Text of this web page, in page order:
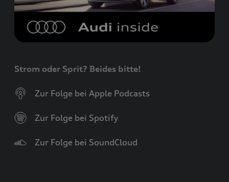
Strom oder Sprit? Beides bitte!
Zur Folge bei Apple Podcasts
Zur Folge bei Spotify
Zur Folge bei SoundCloud